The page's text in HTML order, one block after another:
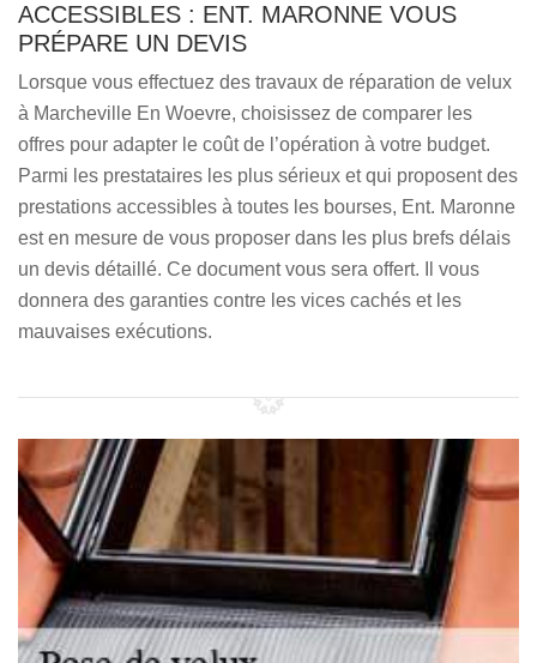
ACCESSIBLES : ENT. MARONNE VOUS
PRÉPARE UN DEVIS
Lorsque vous effectuez des travaux de réparation de velux
à Marcheville En Woevre, choisissez de comparer les
offres pour adapter le coût de l’opération à votre budget.
Parmi les prestataires les plus sérieux et qui proposent des
prestations accessibles à toutes les bourses, Ent. Maronne
est en mesure de vous proposer dans les plus brefs délais
un devis détaillé. Ce document vous sera offert. Il vous
donnera des garanties contre les vices cachés et les
mauvaises exécutions.